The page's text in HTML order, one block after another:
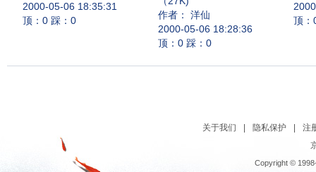
2000-05-06 18:35:31
顶：0 踩：0
作者： 洋仙
2000-05-06 18:28:36
顶：0 踩：0
顶：
关于我们 隐私保护
注
Copyright ©